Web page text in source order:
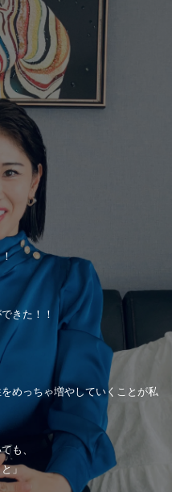
きた！！
めっちゃ増やしていくことが私
も、
」